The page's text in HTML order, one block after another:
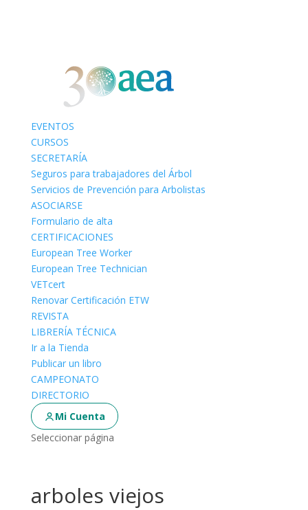
EVENTOS
CURSOS
SECRETARÍA
Seguros para trabajadores del Árbol
Servicios de Prevención para Arbolistas
ASOCIARSE
Formulario de alta
CERTIFICACIONES
European Tree Worker
European Tree Technician
VETcert
Renovar Certificación ETW
REVISTA
LIBRERÍA TÉCNICA
Ir a la Tienda
Publicar un libro
CAMPEONATO
DIRECTORIO
Mi Cuenta
Seleccionar página
arboles viejos